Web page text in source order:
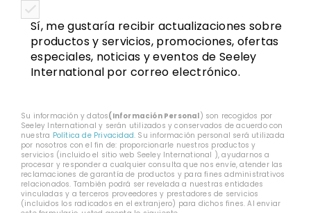
Sí, me gustaría recibir actualizaciones sobre
productos y servicios, promociones, ofertas
especiales, noticias y eventos de Seeley
International por correo electrónico.
Su información y datos(Información Personal ) son recogidos por
Seeley International y serán utilizados y conservados de acuerdo con
nuestra Política de Privacidad. Su información personal será utilizada
por nosotros con el fin de: proporcionarle nuestros productos y
servicios (incluido el sitio web Seeley International ), ayudarnos a
procesar y responder a cualquier consulta que nos envíe, atender las
reclamaciones de garantía de productos y para fines administrativos
relacionados. También podrá ser revelada a nuestras entidades
vinculadas y a terceros proveedores y prestadores de servicios
(incluidos los radicados en el extranjero) para dichos fines. Al enviar